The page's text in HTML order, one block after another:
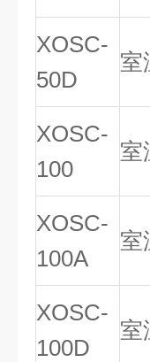
XOSC-
50D
室
XOSC-
100
室
XOSC-
100A
室
XOSC-
100D
室